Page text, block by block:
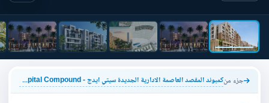
جزء من كمبوند المقصد العاصمة الادارية الجديدة سيتي ايدج - Al Maqsad New Capital Compound